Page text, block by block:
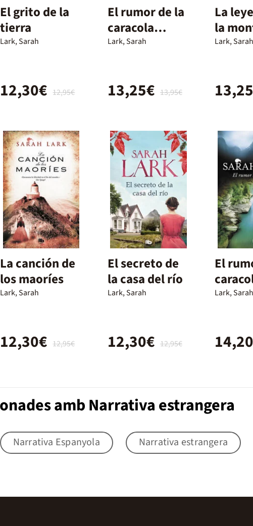
El grito de la
tierra
Lark, Sarah
12,95€
12,30€
El rumor de la
caracola
(Trilogía del
Lark, Sarah
13,95€
13,25€
La
la
fuego
Lark, Sarah
La canción de
los maoríes
Lark, Sarah
12,95€
12,30€
El secreto de
la casa del río
Lark, Sarah
12,95€
12,30€
El
Lark, Sarah
amb Narrativa estrangera
Narrativa Espanyola Narrativa estrangera